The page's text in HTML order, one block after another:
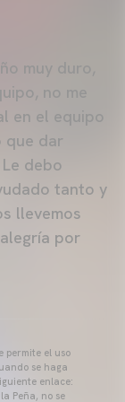
muy duro,
no me
en el equipo
que dar
debo
tanto y
llevemos
por
permite el uso
se haga
enlace:
Peña, no se